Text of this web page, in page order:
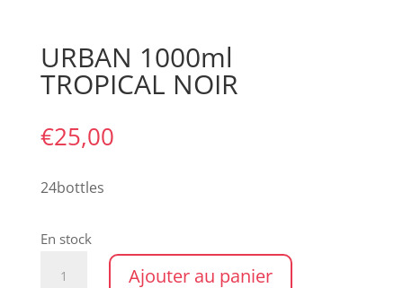
URBAN 1000ml
TROPICAL NOIR
€25,00
24bottles
En stock
Ajouter au panier